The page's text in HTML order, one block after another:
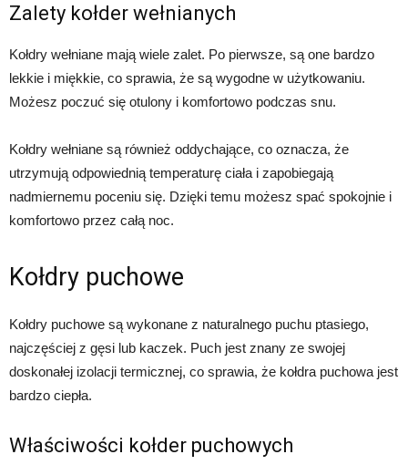
Zalety kołder wełnianych
Kołdry wełniane mają wiele zalet. Po pierwsze, są one bardzo
lekkie i miękkie, co sprawia, że są wygodne w użytkowaniu.
Możesz poczuć się otulony i komfortowo podczas snu.
Kołdry wełniane są również oddychające, co oznacza, że
utrzymują odpowiednią temperaturę ciała i zapobiegają
nadmiernemu poceniu się. Dzięki temu możesz spać spokojnie i
komfortowo przez całą noc.
Kołdry puchowe
Kołdry puchowe są wykonane z naturalnego puchu ptasiego,
najczęściej z gęsi lub kaczek. Puch jest znany ze swojej
doskonałej izolacji termicznej, co sprawia, że kołdra puchowa jest
bardzo ciepła.
Właściwości kołder puchowych